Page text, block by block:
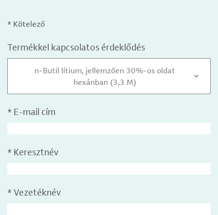
* Kötelező
Termékkel kapcsolatos érdeklődés
n-Butil lítium, jellemzően 30%-os oldat
hexánban (3,3 M)
* E-mail cím
* Keresztnév
* Vezetéknév